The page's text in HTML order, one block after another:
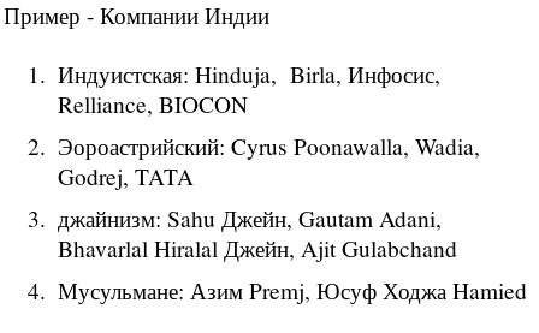
Пример - Компании Индии
Индуистская: Hinduja, Birla, Инфосис,
Relliance, BIOCON
Эороастрийский: Cyrus Poonawalla, Wadia,
Godrej, TATA
джайнизм: Sahu Джейн, Gautam Adani,
Bhavarlal Hiralal Джейн, Ajit Gulabchand
Мусульмане: Азим Premj, Юсуф Ходжа Hamied